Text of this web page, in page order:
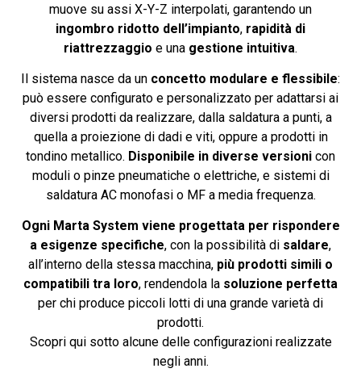
muove su assi X-Y-Z interpolati, garantendo un
ingombro ridotto dell’impianto, rapidità di
riattrezzaggio e una gestione intuitiva.
Il sistema nasce da un concetto modulare e flessibile:
può essere configurato e personalizzato per adattarsi ai
diversi prodotti da realizzare, dalla saldatura a punti, a
quella a proiezione di dadi e viti, oppure a prodotti in
tondino metallico. Disponibile in diverse versioni con
moduli o pinze pneumatiche o elettriche, e sistemi di
saldatura AC monofasi o MF a media frequenza.
Ogni Marta System viene progettata per rispondere
a esigenze specifiche, con la possibilità di saldare,
all’interno della stessa macchina, più prodotti simili o
compatibili tra loro, rendendola la soluzione perfetta
per chi produce piccoli lotti di una grande varietà di
prodotti.
Scopri qui sotto alcune delle configurazioni realizzate
negli anni.